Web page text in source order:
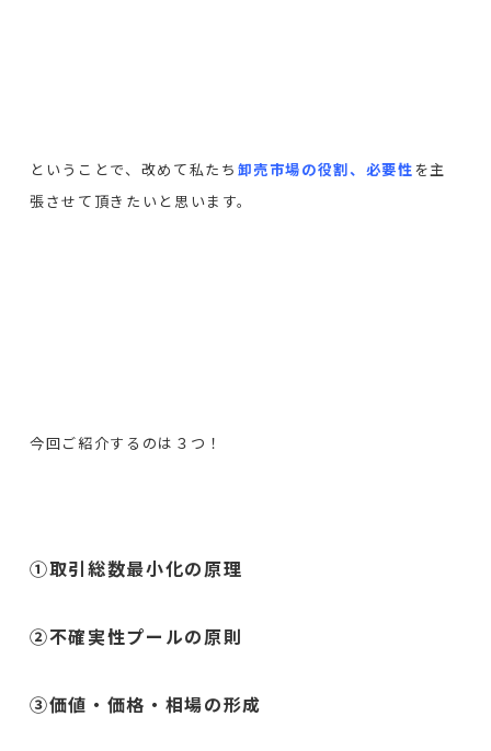
ということで、改めて私たち 卸売市場の役割、必要性を主
張させて頂きたいと思います。
今回ご紹介するのは３つ！
①取引総数最小化の原理
②不確実性プールの原則
③価値・価格・相場の形成